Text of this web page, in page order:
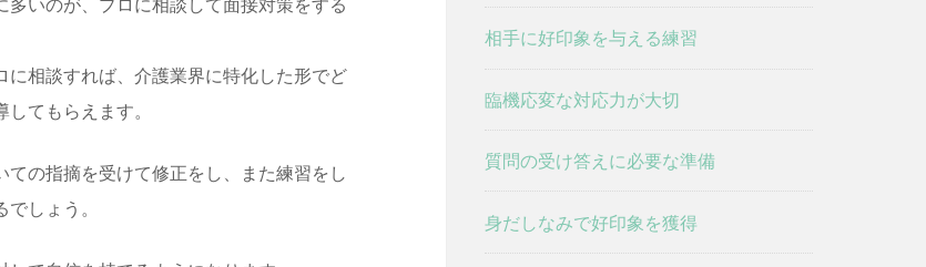
相談すれば、介護業界に特化した形でど
てもらえます。
の指摘を受けて修正をし、また練習をし
しょう。
相手に好印象を与える練習
臨機応変な対応力が大切
質問の受け答えに必要な準備
身だしなみで好印象を獲得